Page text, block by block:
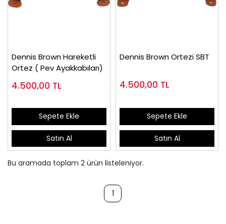
Dennis Brown Hareketli
Ortez ( Pev Ayakkabıları)
4.500,00 TL
Sepete Ekle
Satın Al
Dennis Brown Ortezi SBT
4.500,00 TL
Sepete Ekle
Satın Al
Bu aramada toplam 2 ürün listeleniyor.
1